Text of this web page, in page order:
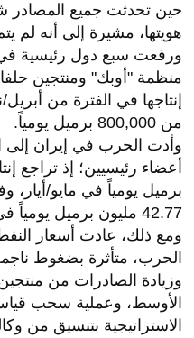
حين تحدثت جميع
هويتها، مشيرة إلى أنه لم
ورفعت سبع دول رئيسية
منظمة "أوبك" ومنتجين
إنتاجها في الفترة من
من 800,000 برميل يومياً.
وأدت الحرب في إيران إلى
برميل يومياً في مايو/أيار،
42.77 مليون برميل يومياً في فبراير/شباط.
ومع ذلك، عادت أسعار
الحرب، متأثرة بضغوط
وزيادة الصادرات من
الأوسط، وعملية سحب
الاستراتيجية بتنسيق من